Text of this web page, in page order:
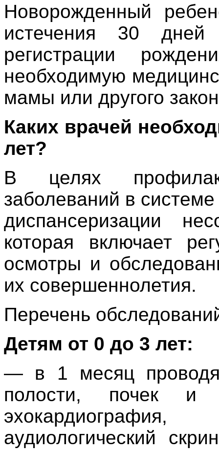
Новорожденный
истечения 30 дней
регистрации
необходимую
мамы или другого
Каких врачей
лет?
В целях
заболеваний в
диспансеризации
которая включает
осмотры и
их совершеннолетия.
Перечень
Детям от 0 до 3 лет:
— в 1 месяц
полости, почек и
аудиологический